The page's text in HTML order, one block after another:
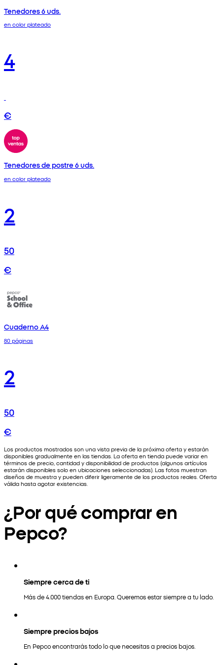
Tenedores 6 uds.
en color plateado
4
€
Tenedores de postre 6 uds.
en color plateado
2
50
€
Cuaderno A4
80 páginas
2
50
€
Los productos mostrados son una vista previa de la próxima oferta y estarán
disponibles gradualmente en las tiendas. La oferta en tienda puede variar en
términos de precio, cantidad y disponibilidad de productos (algunos artículos
estarán disponibles solo en ubicaciones seleccionadas). Las fotos muestran
diseños de muestra y pueden diferir ligeramente de los productos reales. Oferta
válida hasta agotar existencias.
¿Por qué comprar en
Pepco?
Siempre cerca de ti
Más de 4.000 tiendas en Europa. Queremos estar siempre a tu lado.
Siempre precios bajos
En Pepco encontrarás todo lo que necesitas a precios bajos.